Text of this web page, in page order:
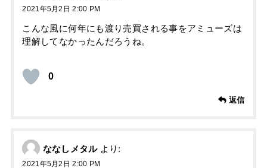
2021年5月2日 2:00 PM
こんな風に何年にも渡り売買される事をアミューズは
理解してなかったんだろうね。
0
返信
ななしメタル より:
2021年5月2日 2:00 PM